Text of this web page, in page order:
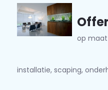
op maat
installatie, scaping,